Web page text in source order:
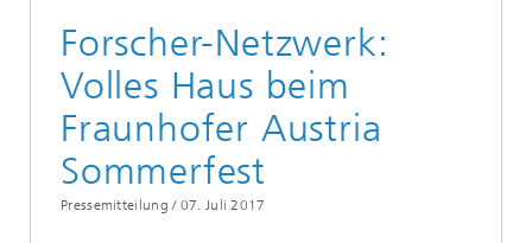
Forscher-Netzwerk:
Volles Haus beim
Fraunhofer Austria
Sommerfest
Pressemitteilung / 07. Juli 2017